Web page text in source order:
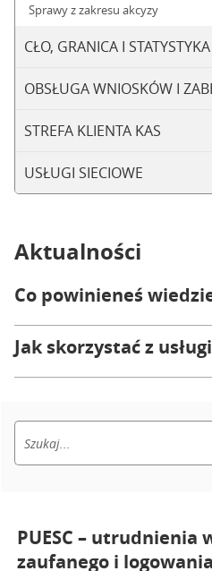
Sprawy z zakresu akcyzy
CŁO, GRANICA I STATYSTYKA
OBSŁUGA WNIOSKÓW I
STREFA KLIENTA KAS
USŁUGI SIECIOWE
Aktualności
Co powinieneś
Jak skorzystać z
PUESC – utrudnienia
zaufanego i